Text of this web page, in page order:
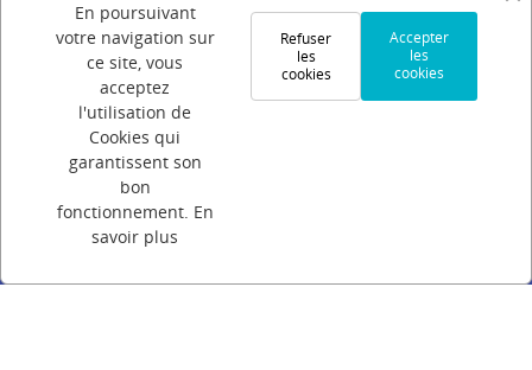
Votre compte
Connexion
Création de compte
Suivi de commande
Programme de parrainage
En poursuivant
votre navigation sur
ce site, vous
acceptez
l'utilisation de
Cookies qui
garantissent son
bon
fonctionnement. En
savoir plus
Accepter
les
cookies
Refuser
les
cookies